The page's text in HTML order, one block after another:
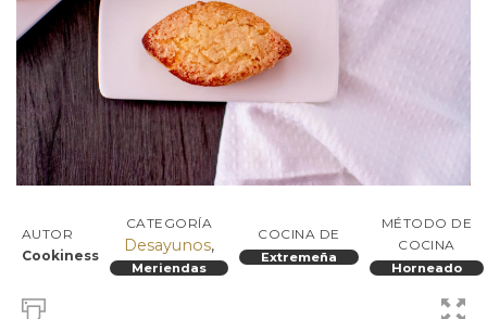
AUTOR
Cookiness
CATEGORÍA
Desayunos,
Meriendas
COCINA DE
Extremeña
MÉTODO DE
COCINA
Horneado